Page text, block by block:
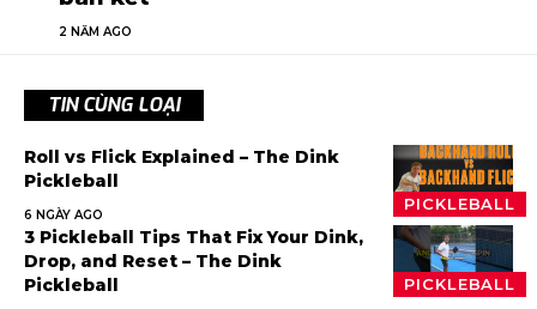
2 NĂM AGO
TIN CÙNG LOẠI
PICKLEBALL
Roll vs Flick Explained – The Dink
Pickleball
6 NGÀY AGO
PICKLEBALL
3 Pickleball Tips That Fix Your Dink,
Drop, and Reset – The Dink
Pickleball